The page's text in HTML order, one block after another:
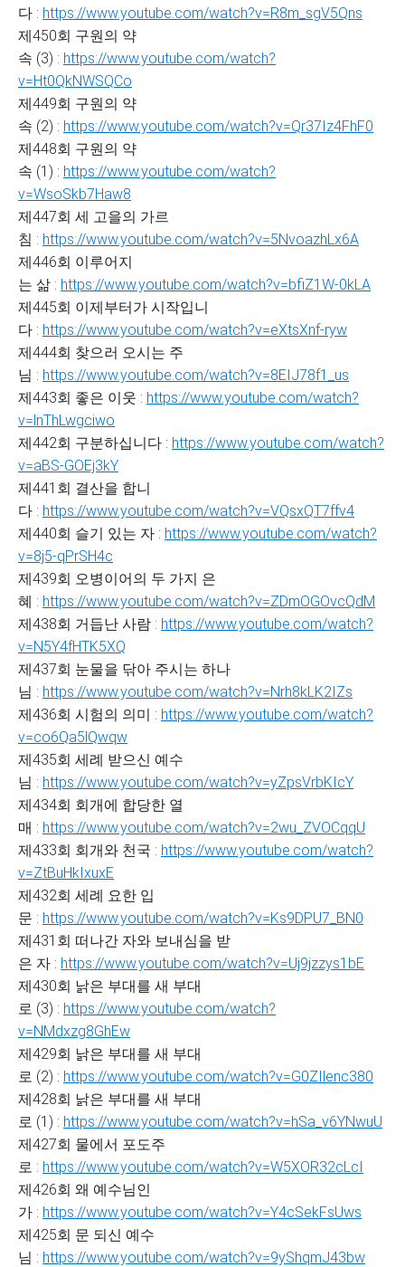
다 : https://www.youtube.com/watch?v=R8m_sgV5Qns
제450회 구원의 약
속 (3) : https://www.youtube.com/watch?
v=Ht0QkNWSQCo
제449회 구원의 약
속 (2) : https://www.youtube.com/watch?v=Qr37Iz4FhF0
제448회 구원의 약
속 (1) : https://www.youtube.com/watch?
v=WsoSkb7Haw8
제447회 세 고을의 가르
침 : https://www.youtube.com/watch?v=5NvoazhLx6A
제446회 이루어지
는 삶 : https://www.youtube.com/watch?v=bfiZ1W-0kLA
제445회 이제부터가 시작입니
다 : https://www.youtube.com/watch?v=eXtsXnf-ryw
제444회 찾으러 오시는 주
님 : https://www.youtube.com/watch?v=8EIJ78f1_us
제443회 좋은 이웃 : https://www.youtube.com/watch?
v=lnThLwgciwo
제442회 구분하십니다 : https://www.youtube.com/watch?
v=aBS-GOEj3kY
제441회 결산을 합니
다 : https://www.youtube.com/watch?v=VQsxQT7ffv4
제440회 슬기 있는 자 : https://www.youtube.com/watch?
v=8j5-qPrSH4c
제439회 오병이어의 두 가지 은
혜 : https://www.youtube.com/watch?v=ZDmOGOvcQdM
제438회 거듭난 사람 : https://www.youtube.com/watch?
v=N5Y4fHTK5XQ
제437회 눈물을 닦아 주시는 하나
님 : https://www.youtube.com/watch?v=Nrh8kLK2IZs
제436회 시험의 의미 : https://www.youtube.com/watch?
v=co6Qa5lQwqw
제435회 세례 받으신 예수
님 : https://www.youtube.com/watch?v=yZpsVrbKIcY
제434회 회개에 합당한 열
매 : https://www.youtube.com/watch?v=2wu_ZVOCqqU
제433회 회개와 천국 : https://www.youtube.com/watch?
v=ZtBuHkIxuxE
제432회 세례 요한 입
문 : https://www.youtube.com/watch?v=Ks9DPU7_BN0
제431회 떠나간 자와 보내심을 받
은 자 : https://www.youtube.com/watch?v=Uj9jzzys1bE
제430회 낡은 부대를 새 부대
로 (3) : https://www.youtube.com/watch?
v=NMdxzg8GhEw
제429회 낡은 부대를 새 부대
로 (2) : https://www.youtube.com/watch?v=G0ZIlenc380
제428회 낡은 부대를 새 부대
로 (1) : https://www.youtube.com/watch?v=hSa_v6YNwuU
제427회 물에서 포도주
로 : https://www.youtube.com/watch?v=W5XOR32cLcI
제426회 왜 예수님인
가 : https://www.youtube.com/watch?v=Y4cSekFsUws
제425회 문 되신 예수
님 : https://www.youtube.com/watch?v=9yShqmJ43bw